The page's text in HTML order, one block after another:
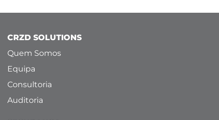
CRZD SOLUTIONS
Quem Somos
Equipa
Consultoria
Auditoria